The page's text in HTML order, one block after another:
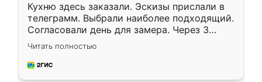
Кухню здесь заказали. Эскизы прислали в
телеграмм. Выбрали наиболее подходящий.
Согласовали день для замера. Через 3
недели кухня была уже готова. Остались
довольны работой. Спасибо Ренессанс
мебель за качественную работу!
Читать полностью